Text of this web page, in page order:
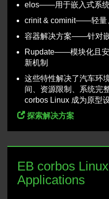
elos——用于嵌入式系
crinit & cominit——轻量
容器解决方案——针对
Rupdate——模块化且安
新机制
这些特性解决了汽车环
间、资源限制、系统完
corbos Linux 成为原型
探索解决方案
EB corbos
Applications